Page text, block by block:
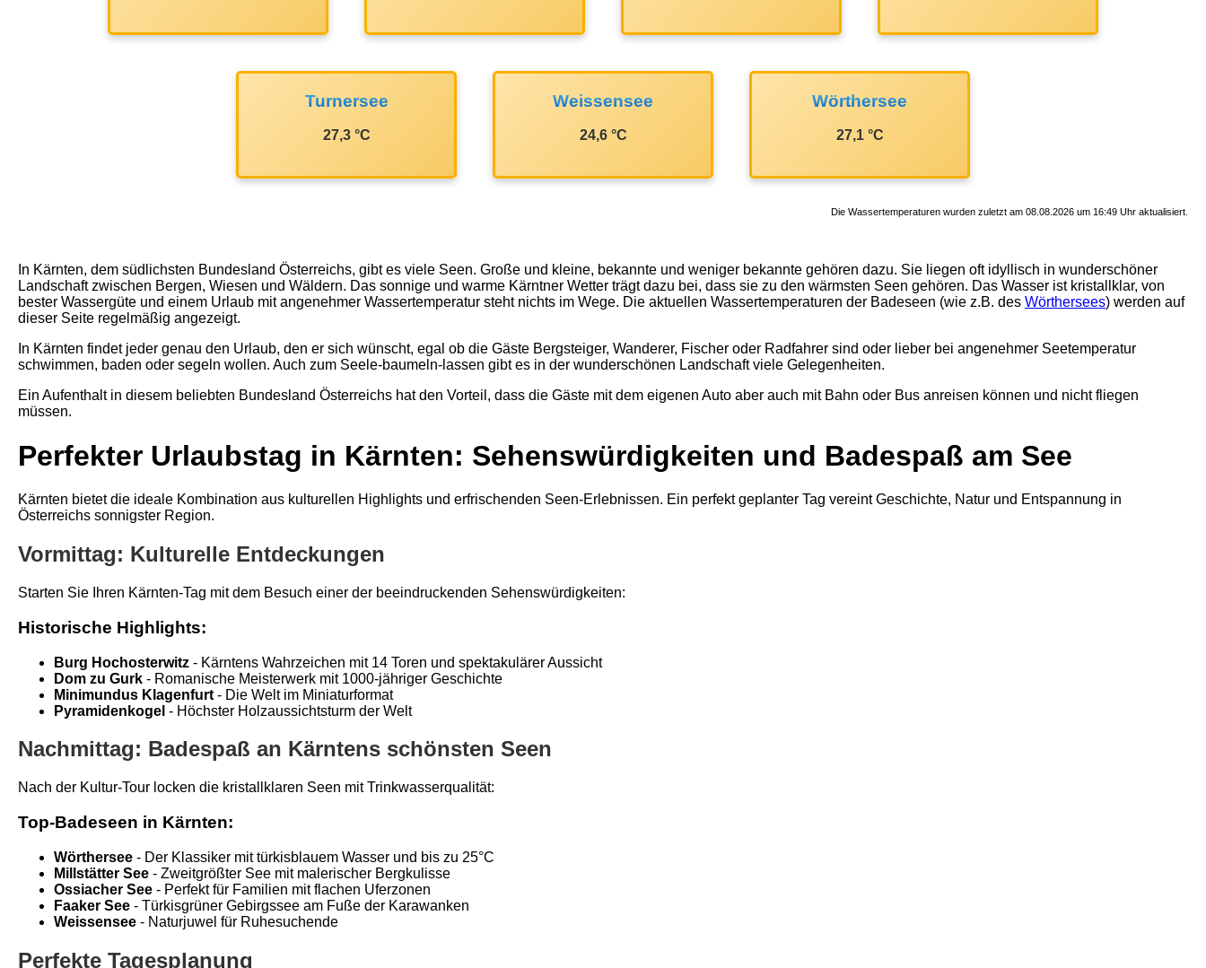
Turnersee
27,3 °C
Weissensee
24,6 °C
Wörthersee
27,1 °C
Die Wassertemperaturen wurden zuletzt am 08.08.2026 um 16:49 Uhr aktualisiert.
In Kärnten, dem südlichsten Bundesland Österreichs, gibt es viele Seen. Große und kleine, bekannte und weniger bekannte gehören dazu. Sie liegen oft idyllisch in wunderschöner
Landschaft zwischen Bergen, Wiesen und Wäldern. Das sonnige und warme Kärntner Wetter trägt dazu bei, dass sie zu den wärmsten Seen gehören. Das Wasser ist kristallklar, von
bester Wassergüte und einem Urlaub mit angenehmer Wassertemperatur steht nichts im Wege. Die aktuellen Wassertemperaturen der Badeseen (wie z.B. des Wörthersees) werden auf
dieser Seite regelmäßig angezeigt.
In Kärnten findet jeder genau den Urlaub, den er sich wünscht, egal ob die Gäste Bergsteiger, Wanderer, Fischer oder Radfahrer sind oder lieber bei angenehmer Seetemperatur
schwimmen, baden oder segeln wollen. Auch zum Seele-baumeln-lassen gibt es in der wunderschönen Landschaft viele Gelegenheiten.
Ein Aufenthalt in diesem beliebten Bundesland Österreichs hat den Vorteil, dass die Gäste mit dem eigenen Auto aber auch mit Bahn oder Bus anreisen können und nicht fliegen
müssen.
Perfekter Urlaubstag in Kärnten: Sehenswürdigkeiten und Badespaß am See
Kärnten bietet die ideale Kombination aus kulturellen Highlights und erfrischenden Seen-Erlebnissen. Ein perfekt geplanter Tag vereint Geschichte, Natur und Entspannung in
Österreichs sonnigster Region.
Vormittag: Kulturelle Entdeckungen
Starten Sie Ihren Kärnten-Tag mit dem Besuch einer der beeindruckenden Sehenswürdigkeiten:
Historische Highlights:
Burg Hochosterwitz - Kärntens Wahrzeichen mit 14 Toren und spektakulärer Aussicht
Dom zu Gurk - Romanische Meisterwerk mit 1000-jähriger Geschichte
Minimundus Klagenfurt - Die Welt im Miniaturformat
Pyramidenkogel - Höchster Holzaussichtsturm der Welt
Nachmittag: Badespaß an Kärntens schönsten Seen
Nach der Kultur-Tour locken die kristallklaren Seen mit Trinkwasserqualität:
Top-Badeseen in Kärnten:
Wörthersee - Der Klassiker mit türkisblauem Wasser und bis zu 25°C
Millstätter See - Zweitgrößter See mit malerischer Bergkulisse
Ossiacher See - Perfekt für Familien mit flachen Uferzonen
Faaker See - Türkisgrüner Gebirgssee am Fuße der Karawanken
Weissensee - Naturjuwel für Ruhesuchende
Perfekte Tagesplanung